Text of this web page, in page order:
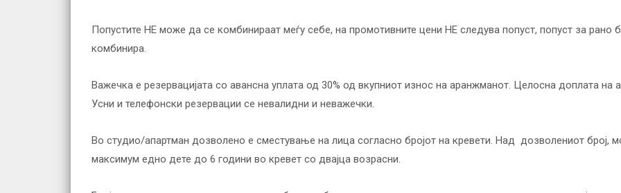
Попустите НЕ можe да се комбинираат меѓу себе, на промотивните цени НЕ следува попуст, попуст за
комбинира.
Важечка е резервацијата со авансна уплата од 30% од вкупниот износ на аранжманот. Целосна доплата
Усни и телефонски резервации се невалидни и неважечки.
Во студио/апартман дозволено е сместување на лица согласно бројот на кревети. Над дозволениот број,
максимум едно дете до 6 години во кревет со двајца возрасни.